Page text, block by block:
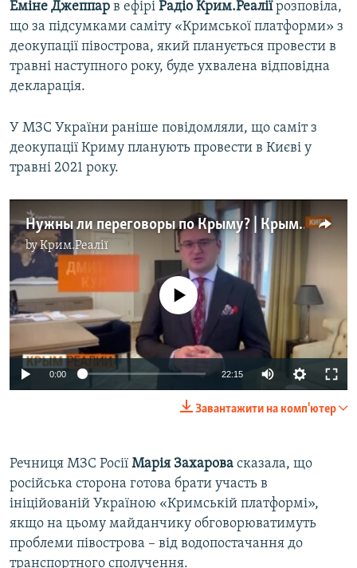
Еміне Джеппар в ефірі Радіо Крим.Реаліїрозповіла,
що за підсумками саміту «Кримської платформи» з
деокупації півострова, який планується провести в
травні наступного року, буде ухвалена відповідна
декларація.
У МЗС України раніше повідомляли, що саміт з
деокупації Криму планують провести в Києві у
травні 2021 року.
Нужны ли переговоры по Крыму? | Крым.Реалии ТВ (видео)
byКрим.Реалії
720p 1080p
No media source currently available
0:00 22:15
1080p
Завантажити на комп'ютер
Речниця МЗС Росії Марія Захарова сказала, що
російська сторона готова брати участь в
ініційованій Україною «Кримській платформі»,
якщо на цьому майданчику обговорюватимуть
проблеми півострова – від водопостачання до
транспортного сполучення.